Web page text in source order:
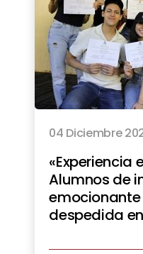
04 Diciembre
«Experiencia
Alumnos de
despedida en